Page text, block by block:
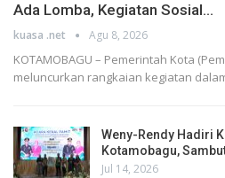
Ada Lomba, Kegiatan Sosial…
kuasa .net Agu 8, 2026
KOTAMOBAGU – Pemerintah Kota
meluncurkan rangkaian kegiatan
Weny-Rendy Hadiri
Kotamobagu,
Jul 14, 2026